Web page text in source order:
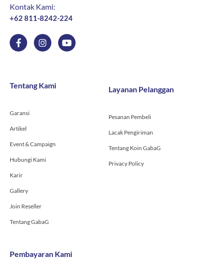
Kontak Kami:
+62 811-8242-224
F
a
c
o
f
I
n
s
g
r
Y
o
u
Tentang Kami
Garansi
Artikel
Event & Campaign
Hubungi Kami
Karir
Gallery
Join Reseller
Tentang GabaG
Layanan Pelanggan
Pesanan Pembeli
Lacak Pengiriman
Tentang Koin GabaG
Privacy Policy
Pembayaran Kami